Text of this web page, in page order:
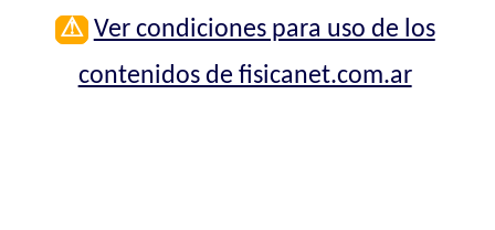
⚠ Ver condiciones para uso de los
contenidos de fisicanet.com.ar